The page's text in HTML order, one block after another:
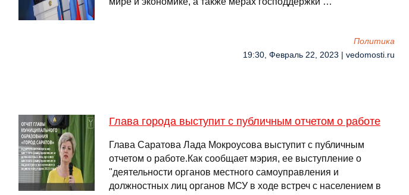
Политика
19:30, Февраль 22, 2023 | vedomosti.ru
Глава города выступит с публичным отчетом о работе
Глава Саратова Лада Мокроусова выступит с публичным
отчетом о работе.Как сообщает мэрия, ее выступление о
"деятельности органов местного самоуправления и
должностных лиц органов МСУ в ходе встреч с населением в